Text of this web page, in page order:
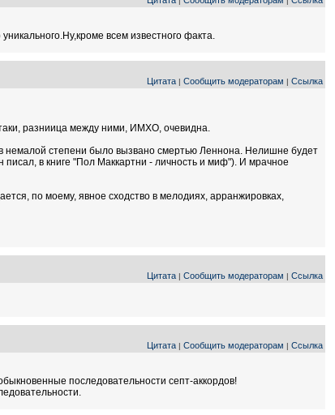
всем известного факта.
Цитата | Сообщить модераторам | Ссылка
разниица между ними, ИМХО, очевидна.
немалой степени было вызвано смертью Леннона. Нелишне будет
писал, в книге "Пол Маккартни - личность и миф"). И мрачное
по моему, явное сходство в мелодиях, арранжировках,
Цитата | Сообщить модераторам | Ссылка
Цитата | Сообщить модераторам | Ссылка
последовательности септ-аккордов!